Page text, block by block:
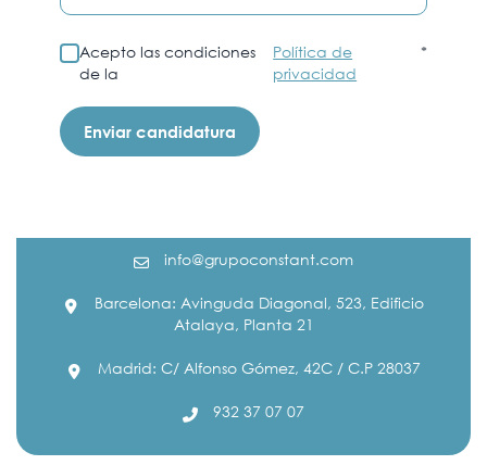
Acepto las condiciones
de la
Política de
privacidad
*
Enviar candidatura
info@grupoconstant.com
Barcelona: Avinguda Diagonal, 523, Edificio
Atalaya, Planta 21
Madrid: C/ Alfonso Gómez, 42C / C.P 28037
932 37 07 07